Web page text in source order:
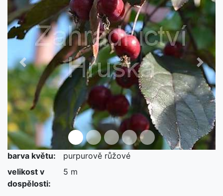
Předchozí Další
barva květu:
purpurově růžové
velikost v
dospělosti:
5 m